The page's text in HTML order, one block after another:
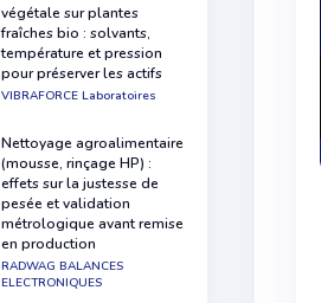
végétale sur plantes
fraîches bio : solvants,
température et pression
pour préserver les actifs
VIBRAFORCE Laboratoires
Nettoyage agroalimentaire
(mousse, rinçage HP) :
effets sur la justesse de
pesée et validation
métrologique avant remise
en production
RADWAG BALANCES
ELECTRONIQUES